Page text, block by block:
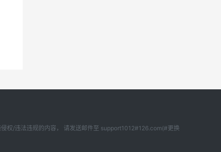
权/违法违规的内容， 请发送邮件至 support1012#126.com(#更换